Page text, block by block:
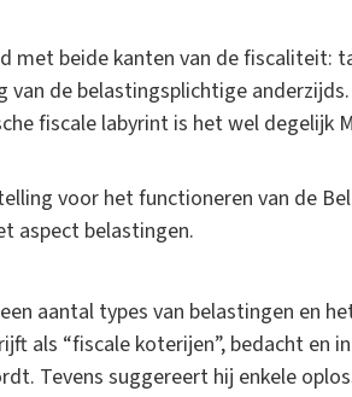
met beide kanten van de fiscaliteit:
de belastingsplichtige
fiscale labyrint is het wel degelijk
voor het functioneren van de
aspect belastingen.
aantal types van belastingen en
als “fiscale koterijen”, bedacht en
Tevens suggereert hij enkele